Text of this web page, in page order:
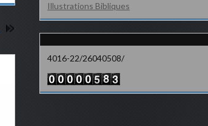
Illustrations Bibliques
4016-22/26040508/